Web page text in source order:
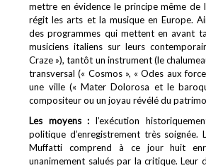
mettre en évidence le principe même de
régit les arts et la musique en Europe.
des programmes qui mettent en avant
musiciens italiens sur leurs
Craze »), tantôt un instrument (le
transversal (« Cosmos », « Odes aux
une ville (« Mater Dolorosa et le
compositeur ou un joyau révélé du
Les moyens : l’exécution
politique d’enregistrement très soignée.
Muffatti comprend à ce jour huit
unanimement salués par la critique. Leur